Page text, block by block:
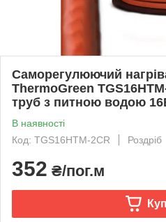
Саморегулюючий
ThermoGreen
труб з питною водою
В наявності
Код: TGS16HTM-2CR
Роздріб
352 ₴/пог.м